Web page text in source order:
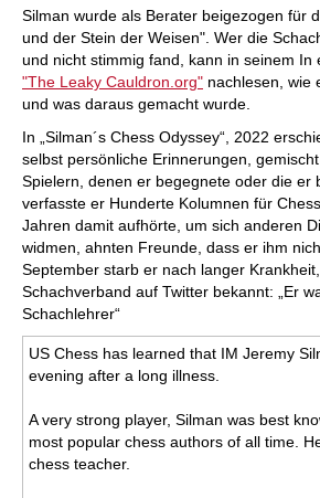
Silman wurde als Berater beigezogen für
und der Stein der Weisen". Wer die
und nicht stimmig fand, kann in seinem In
"The Leaky Cauldron.org" nachlesen, wie
und was daraus gemacht wurde.
In „Silman´s Chess Odyssey“, 2022
selbst persönliche Erinnerungen,
Spielern, denen er begegnete oder die er
verfasste er Hunderte Kolumnen für
Jahren damit aufhörte, um sich anderen
widmen, ahnten Freunde, dass er ihm
September starb er nach langer
Schachverband auf Twitter bekannt: „Er
Schachlehrer“
US Chess has learned that IM Jeremy
evening after a long illness.
A very strong player, Silman was best
most popular chess authors of all time.
chess teacher.